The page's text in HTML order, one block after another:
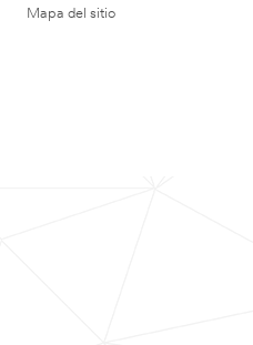
Mapa del sitio